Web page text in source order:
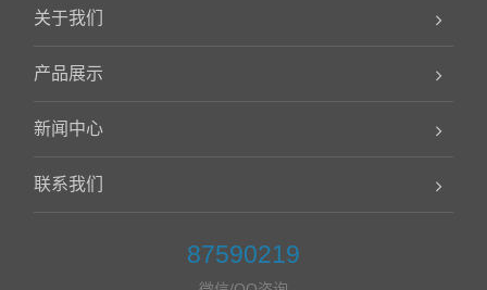
关于我们
产品展示
新闻中心
联系我们
87590219